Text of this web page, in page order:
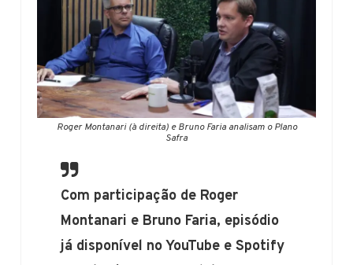
Roger Montanari (à direita) e Bruno Faria analisam o Plano
Safra
Com participação de Roger
Montanari e Bruno Faria, episódio
já disponível no YouTube e Spotify